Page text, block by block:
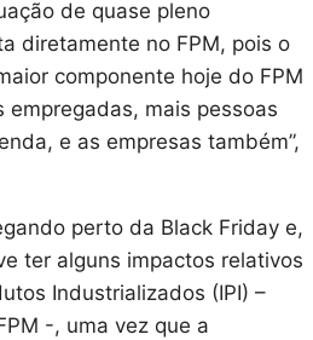
de quase pleno
diretamente no FPM, pois o
componente hoje do FPM
empregadas, mais pessoas
e as empresas também”,
perto da Black Friday e,
ter alguns impactos relativos
Industrializados (IPI) –
-, uma vez que a